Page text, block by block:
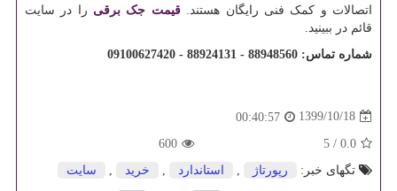
اتصالات و کمک فنی رایگان هستند.قیمت جک برقی را در سایت
قائم در ببینید.
شماره تماس: 88948560 - 88924131 - 09100627420
1399/10/18
00:40:57
0.0
/
5
600
تگهای خبر:
رپورتاژ استاندارد خرید سایت